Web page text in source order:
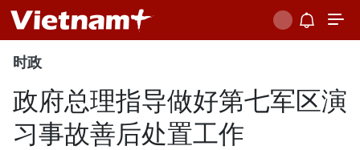
时政
政府总理指导做好第七军区演
习事故善后处置工作